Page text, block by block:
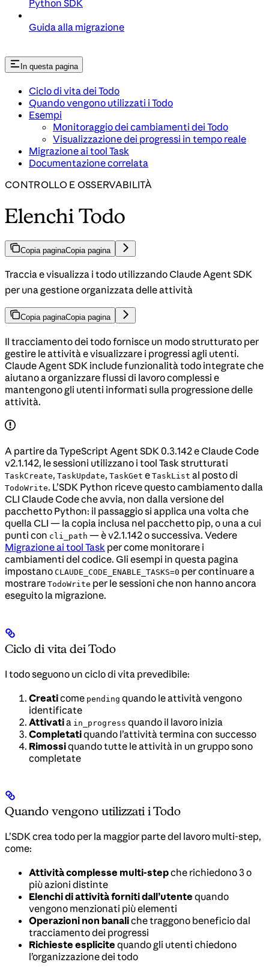
Python SDK
Guida alla migrazione
In questa pagina
Ciclo di vita dei Todo
Quando vengono utilizzati i Todo
Esempi
Monitoraggio dei cambiamenti dei Todo
Visualizzazione dei progressi in tempo reale
Migrazione ai tool Task
Documentazione correlata
CONTROLLO E OSSERVABILITÀ
Elenchi Todo
Copia paginaCopia pagina
Traccia e visualizza i todo utilizzando Claude Agent SDK
per una gestione organizzata delle attività
Copia paginaCopia pagina
Il tracciamento dei todo fornisce un modo strutturato per
gestire le attività e visualizzare i progressi agli utenti.
Claude Agent SDK include funzionalità todo integrate che
aiutano a organizzare flussi di lavoro complessi e
mantengono gli utenti informati sulla progressione delle
attività.
A partire da TypeScript Agent SDK 0.3.142 e Claude Code
v2.1.142, le sessioni utilizzano i tool Task strutturati
TaskCreate, TaskUpdate, TaskGet e TaskList al posto di
TodoWrite. L’SDK Python riceve questo cambiamento dalla
CLI Claude Code che avvia, non dalla versione del
pacchetto Python: il passaggio si applica una volta che
quella CLI — la copia inclusa nel pacchetto pip, o una a cui
punti con cli_path — è v2.1.142 o successiva. Vedere
Migrazione ai tool Task per come monitorare i
cambiamenti del codice. Gli esempi in questa pagina
impostano CLAUDE_CODE_ENABLE_TASKS=0 per continuare a
mostrare TodoWrite per le sessioni che non hanno ancora
eseguito la migrazione.
Ciclo di vita dei Todo
I todo seguono un ciclo di vita prevedibile:
Creaticome pending quando le attività vengono
identificate
Attivatia in_progress quando il lavoro inizia
Completatiquando l’attività termina con successo
Rimossiquando tutte le attività in un gruppo sono
completate
Quando vengono utilizzati i Todo
L’SDK crea todo per la maggior parte del lavoro multi-step,
come:
Attività complesse multi-stepche richiedono 3 o
più azioni distinte
Elenchi di attività forniti dall’utente quando
vengono menzionati più elementi
Operazioni non banaliche traggono beneficio dal
tracciamento dei progressi
Richieste esplicite quando gli utenti chiedono
l’organizzazione dei todo